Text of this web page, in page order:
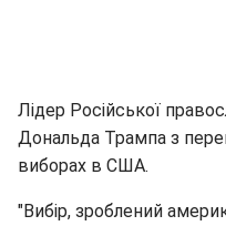
Лідер Російської
Дональда Трампа з
виборах в США.
"Вибір, зроблений